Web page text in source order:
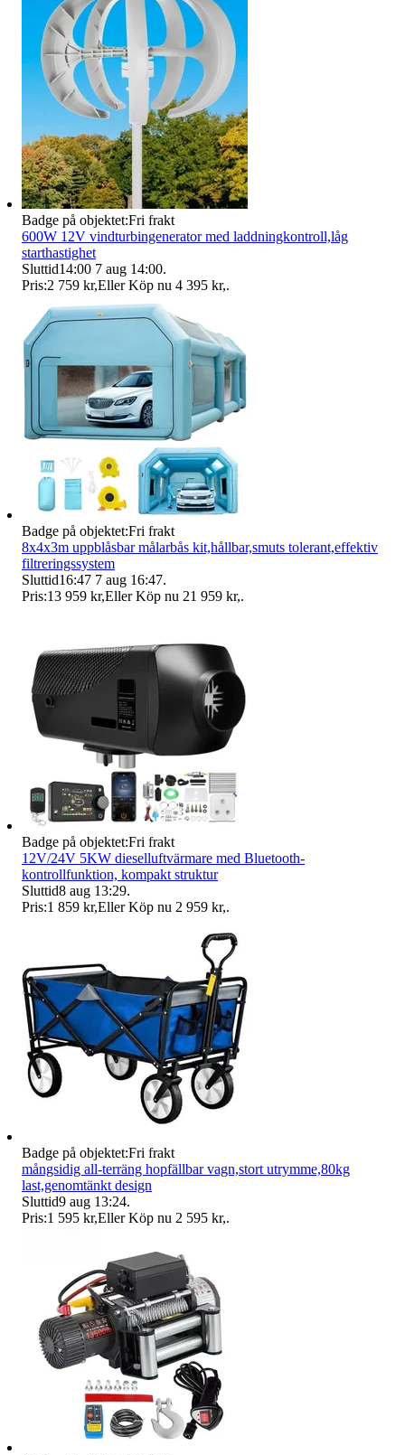
Badge på objektet:Fri frakt
600W 12V vindturbingenerator med laddningkontroll,låg
starthastighet
Sluttid14:00 7 aug 14:00.
Pris:2 759 kr,Eller Köp nu 4 395 kr,.
Badge på objektet:Fri frakt
8x4x3m uppblåsbar målarbås kit,hållbar,smuts tolerant,effektiv
filtreringssystem
Sluttid16:47 7 aug 16:47.
Pris:13 959 kr,Eller Köp nu 21 959 kr,.
Badge på objektet:Fri frakt
12V/24V 5KW dieselluftvärmare med Bluetooth-
kontrollfunktion, kompakt struktur
Sluttid8 aug 13:29.
Pris:1 859 kr,Eller Köp nu 2 959 kr,.
Badge på objektet:Fri frakt
mångsidig all-terräng hopfällbar vagn,stort utrymme,80kg
last,genomtänkt design
Sluttid9 aug 13:24.
Pris:1 595 kr,Eller Köp nu 2 595 kr,.